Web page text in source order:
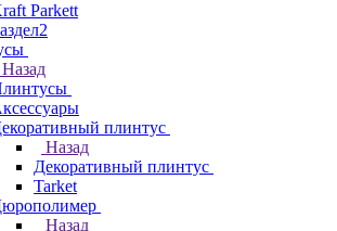
Parkett
Назад
плинтус
Назад
Декоративный плинтус
Tarket
Назад